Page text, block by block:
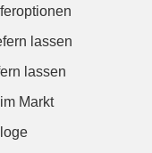
lassen
lassen
Markt